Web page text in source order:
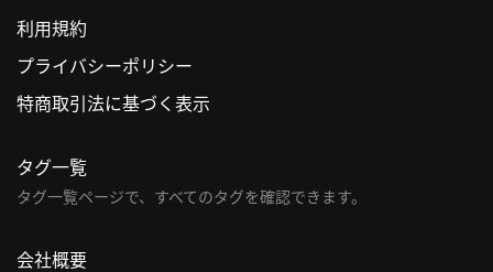
利用規約
プライバシーポリシー
特商取引法に基づく表示
タグ一覧
タグ一覧ページで、すべてのタグを確認できます。
会社概要